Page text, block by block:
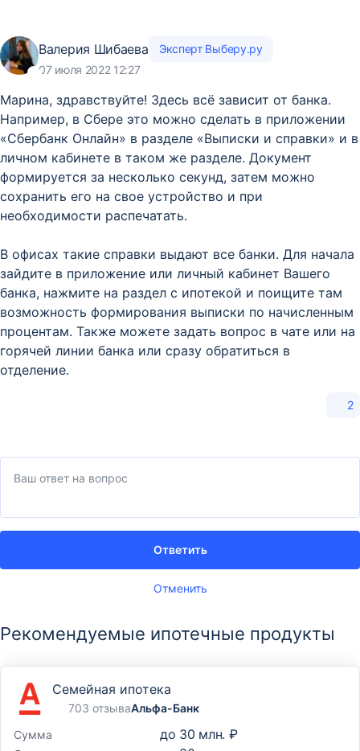
Валерия Шибаева
Эксперт Выберу.ру
07 июля 2022 12:27
Марина, здравствуйте! Здесь всё зависит от банка.
Например, в Сбере это можно сделать в приложении
«Сбербанк Онлайн» в разделе «Выписки и справки» и в
личном кабинете в таком же разделе. Документ
формируется за несколько секунд, затем можно
сохранить его на свое устройство и при
необходимости распечатать.
В офисах такие справки выдают все банки. Для начала
зайдите в приложение или личный кабинет Вашего
банка, нажмите на раздел с ипотекой и поищите там
возможность формирования выписки по начисленным
процентам. Также можете задать вопрос в чате или на
горячей линии банка или сразу обратиться в
отделение.
2
Отменить
Ответить
Рекомендуемые ипотечные продукты
Семейная ипотека
703 отзываАльфа-Банк
Сумма
до 30 млн. ₽